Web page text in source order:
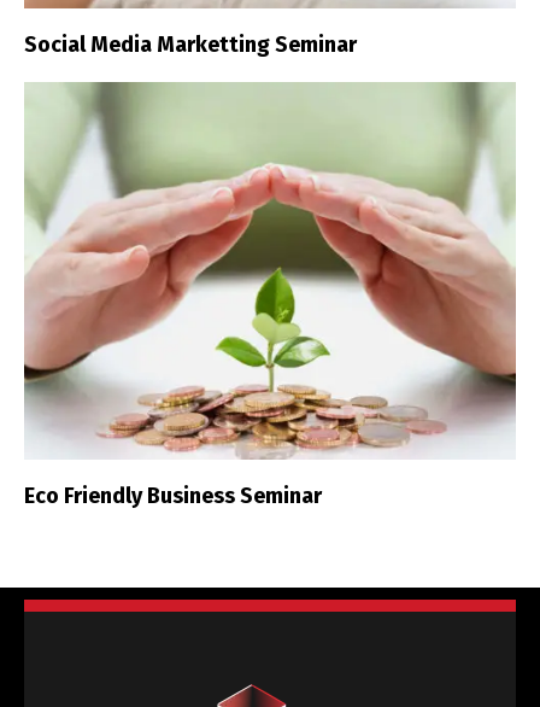
Social Media Marketting Seminar
Eco Friendly Business Seminar